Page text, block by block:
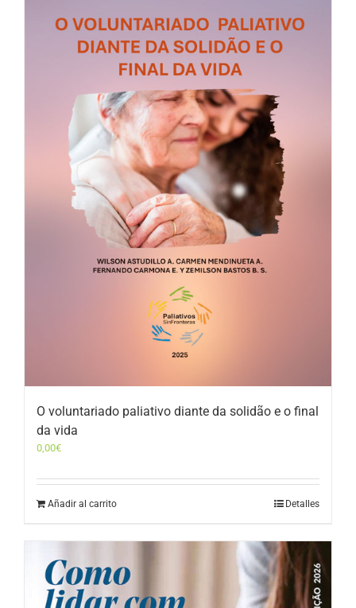
O voluntariado paliativo diante da solidão e o final
da vida
0,00€
Añadir al carrito Detalles